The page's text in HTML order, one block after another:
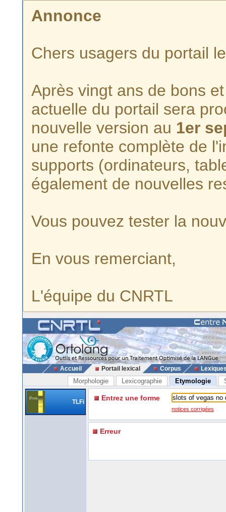
Annonce
Chers usagers du portail
Après vingt ans de bons
actuelle du portail sera
nouvelle version au 1er
une refonte complète de
supports (ordinateurs,
également de nouvelles
Vous pouvez tester la
En vous remerciant,
L'équipe du CNRTL
Accueil Portail lexical Corpus
Morphologie Lexicographie Etymologie
TLFi Entrez une forme
notices corrigées
Erreur